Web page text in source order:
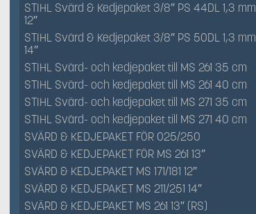
STIHL Svärd & Kedjepaket 3/8″ PS 44DL 1,3 mm
12″
STIHL Svärd & Kedjepaket 3/8″ PS 50DL 1,3 mm
14″
STIHL Svärd- och kedjepaket till MS 261 35 cm
STIHL Svärd- och kedjepaket till MS 261 40 cm
STIHL Svärd- och kedjepaket till MS 271 35 cm
STIHL Svärd- och kedjepaket till MS 271 40 cm
SVÄRD & KEDJEPAKET FÖR 025/250
SVÄRD & KEDJEPAKET FÖR MS 261 13″
SVÄRD & KEDJEPAKET MS 171/181 12″
SVÄRD & KEDJEPAKET MS 211/251 14″
SVÄRD & KEDJEPAKET MS 261 13″ (RS)